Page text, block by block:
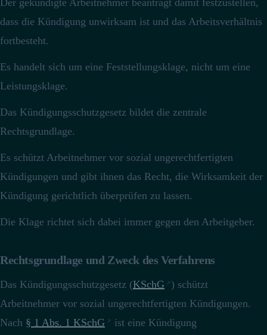
Der gekündigte Arbeitnehmer beantragt damit festzustellen,
dass die Kündigung unwirksam ist und das Arbeitsverhältnis
fortbesteht.
Es handelt sich um eine Feststellungsklage, nicht um eine
Leistungsklage.
Das Kündigungsschutzgesetz bildet die zentrale
Rechtsgrundlage.
Es schützt Arbeitnehmer vor sozial ungerechtfertigten
Kündigungen und gibt ihnen das Recht, die Wirksamkeit der
Kündigung gerichtlich überprüfen zu lassen.
Die Klage richtet sich dabei immer gegen den Arbeitgeber.
Rechtsgrundlage und Zweck des Verfahrens
Das Kündigungsschutzgesetz (KSchG
) schützt
Arbeitnehmer vor sozial ungerechtfertigten Kündigungen.
Nach § 1 Abs. 1 KSchG
ist eine Kündigung